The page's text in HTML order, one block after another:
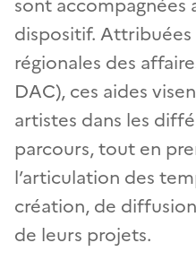
dispositif.
régionales des
DAC), ces aides
artistes dans les
parcours, tout en
l’articulation des
création, de
de leurs projets.